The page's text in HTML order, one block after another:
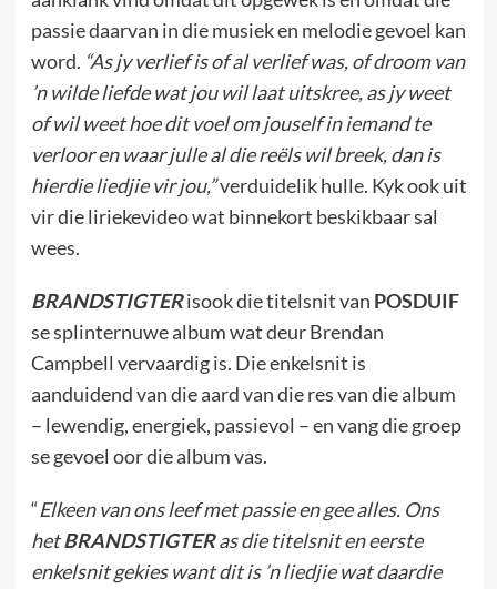
passie daarvan in die musiek en melodie gevoel kan
word. “As jy verlief is of al verlief was, of droom van
’n wilde liefde wat jou wil laat uitskree, as jy weet
of wil weet hoe dit voel om jouself in iemand te
verloor en waar julle al die reëls wil breek, dan is
hierdie liedjie vir jou,”verduidelik hulle. Kyk ook uit
vir die liriekevideo wat binnekort beskikbaar sal
wees.
BRANDSTIGTERisook die titelsnit van POSDUIF
se splinternuwe album wat deur Brendan
Campbell vervaardig is. Die enkelsnit is
aanduidend van die aard van die res van die album
– lewendig, energiek, passievol – en vang die groep
se gevoel oor die album vas.
“Elkeen van ons leef met passie en gee alles. Ons
hetBRANDSTIGTERas die titelsnit en eerste
enkelsnit gekies want dit is ’n liedjie wat daardie